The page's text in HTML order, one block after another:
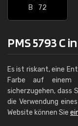
B
72
PMS 5793 C
Es ist riskant, eine
Farbe auf einem
sicherzugehen, dass
die Verwendung eines
Website können Sie